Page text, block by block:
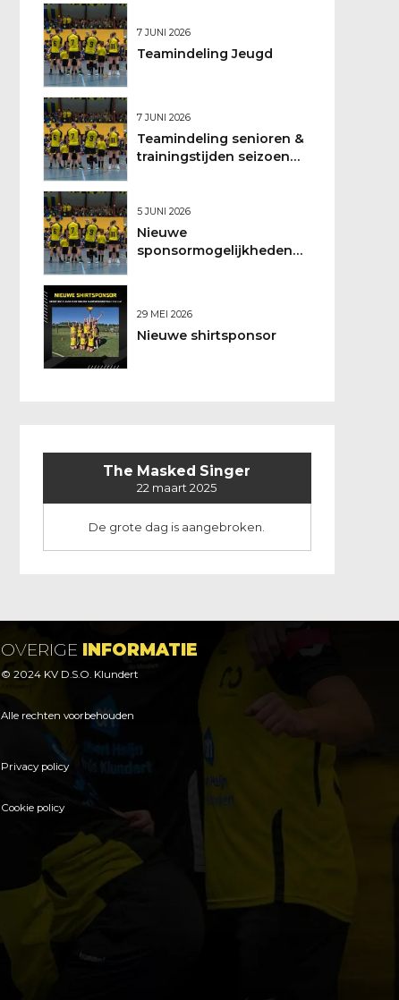
7 JUNI 2026
Teamindeling Jeugd
7 JUNI 2026
Teamindeling senioren &
trainingstijden seizoen
5 JUNI 2026
Nieuwe
sponsormogelijkheden
29 MEI 2026
Nieuwe shirtsponsor
The Masked Singer
22 maart 2025
De grote dag is aangebroken.
OVERIGE INFORMATIE
© 2024 KV D.S.O. Klundert
Alle rechten voorbehouden
Privacy policy
Cookie policy